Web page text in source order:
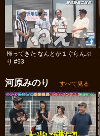
帰ってきた なんとか１ぐらんぷ
り #93
河原みのり すべて見る